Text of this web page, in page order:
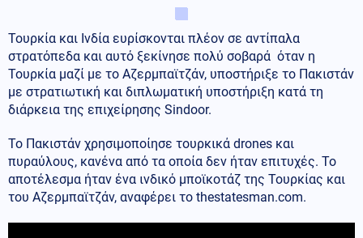
Τουρκία και Ινδία ευρίσκονται πλέον σε αντίπαλα
στρατόπεδα και αυτό ξεκίνησε πολύ σοβαρά όταν η
Τουρκία μαζί με το Αζερμπαϊτζάν, υποστήριξε το Πακιστάν
με στρατιωτική και διπλωματική υποστήριξη κατά τη
διάρκεια της επιχείρησης Sindoor.
Το Πακιστάν χρησιμοποίησε τουρκικά drones και
πυραύλους, κανένα από τα οποία δεν ήταν επιτυχές. Το
αποτέλεσμα ήταν ένα ινδικό μποϊκοτάζ της Τουρκίας και
του Αζερμπαϊτζάν, αναφέρει το thestatesman.com.